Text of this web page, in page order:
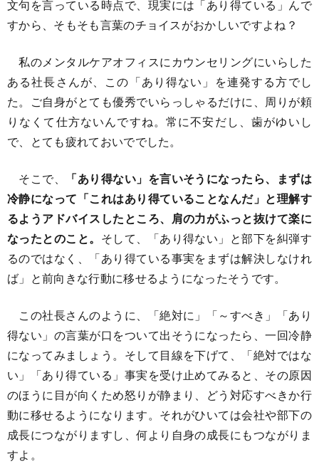
文句を言っている時点で、現実には「あり得ている」んで
すから、そもそも言葉のチョイスがおかしいですよね？
私のメンタルケアオフィスにカウンセリングにいらした
ある社長さんが、この「あり得ない」を連発する方でし
た。ご自身がとても優秀でいらっしゃるだけに、周りが頼
りなくて仕方ないんですね。常に不安だし、歯がゆいし
で、とても疲れておいででした。
そこで、
「あり得ない」を言いそうになったら、まずは
冷静になって「これはあり得ていることなんだ」と理解す
るようアドバイスしたところ、肩の力がふっと抜けて楽に
なったとのこと。 そして、「あり得ない」と部下を糾弾す
るのではなく、「あり得ている事実をまずは解決しなけれ
ば」と前向きな行動に移せるようになったそうです。
この社長さんのように、「絶対に」「～すべき」「あり
得ない」の言葉が口をついて出そうになったら、一回冷静
になってみましょう。そして目線を下げて、「絶対ではな
い」「あり得ている」事実を受け止めてみると、その原因
のほうに目が向くため怒りが静まり、どう対応すべきか行
動に移せるようになります。それがひいては会社や部下の
成長につながりますし、何より自身の成長にもつながりま
すよ。